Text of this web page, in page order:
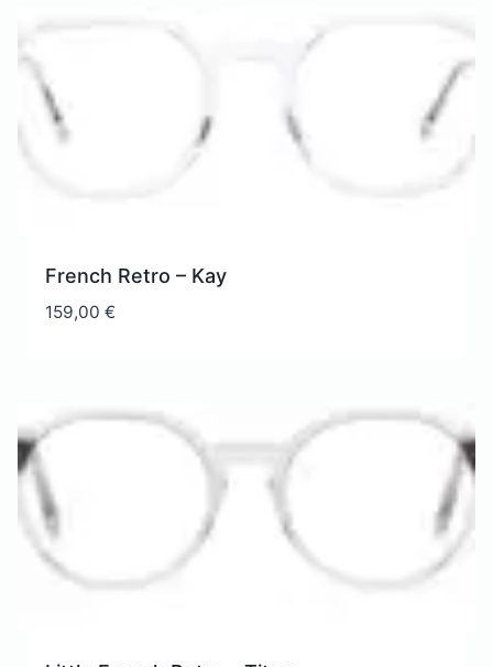
French Retro – Kay
159,00€